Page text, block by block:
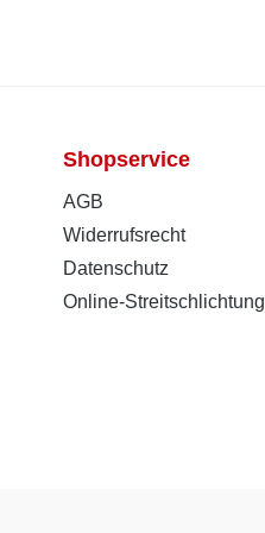
Shopservice
AGB
Widerrufsrecht
Datenschutz
Online-Streitschlichtung